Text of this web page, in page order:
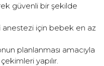
güvenli bir şekilde
için bebek en az
planlanması amacıyla
yapılır.